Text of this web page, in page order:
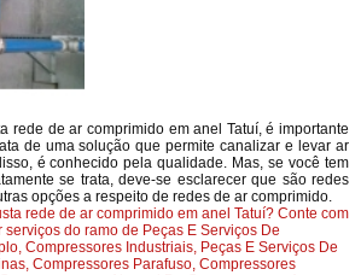
rede de ar comprimido em anel Tatuí, é importante
de uma solução que permite canalizar e levar ar
é conhecido pela qualidade. Mas, se você tem
se trata, deve-se esclarecer que são redes
opções a respeito de redes de ar comprimido.
rede de ar comprimido em anel Tatuí? Conte com
do ramo de Peças E Serviços De
Compressores Industriais, Peças E Serviços De
Compressores Parafuso, Compressores